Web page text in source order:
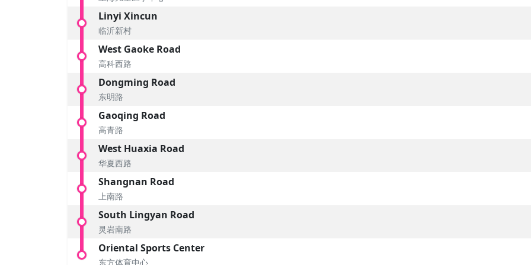
Linyi Xincun
临沂新村
West Gaoke Road
高科西路
Dongming Road
东明路
Gaoqing Road
高青路
West Huaxia Road
华夏西路
Shangnan Road
上南路
South Lingyan Road
灵岩南路
Oriental Sports Center
东方体育中心